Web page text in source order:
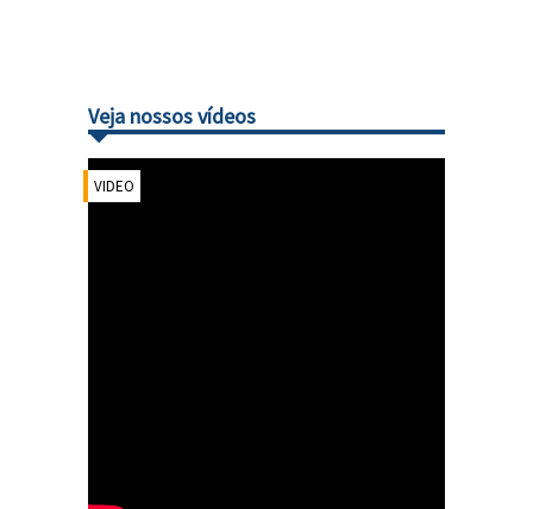
Veja nossos vídeos
VIDEO